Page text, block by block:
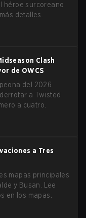
héroe surcoreano
detalles.
Clash
de OWCS
del 2026
a Twisted
a cuatro.
a Tres
mapas principales
y Busan. Lee
en los mapas.